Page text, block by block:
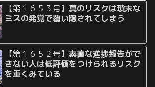
【第１６５３号】 真のリスクは瑣末な
ミスの発覚で覆い隠されてしまう
【第１６５２号】素直な進捗報告がで
きない人は低評価をつけられるリスク
を重くみている